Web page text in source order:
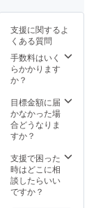
アドレ
スをお
見せく
ださ
い。 ・
ネット
ポンは
使用で
きませ
注文す
る場合
は登録
した
Black、
ルの長
さは
M(330
mm)と
なりま
容物 ・
本体 ・
セン
サー ・
ル ・説
明書
支援に関するよ
くある質問
手数料はいく
らかかります
か？
目標金額に届
かなかった場
合どうなりま
すか？
支援で困った
時はどこに相
談したらいい
ですか？